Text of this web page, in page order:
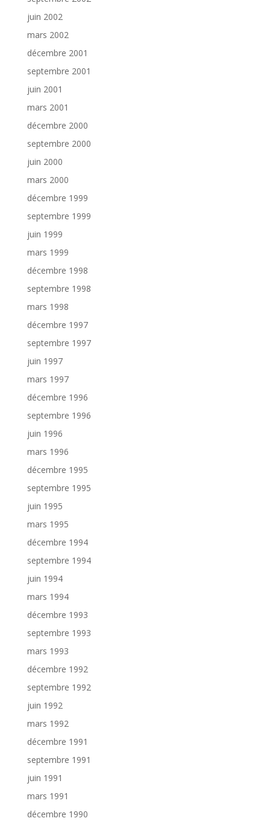
juin 2002
mars 2002
décembre 2001
septembre 2001
juin 2001
mars 2001
décembre 2000
septembre 2000
juin 2000
mars 2000
décembre 1999
septembre 1999
juin 1999
mars 1999
décembre 1998
septembre 1998
mars 1998
décembre 1997
septembre 1997
juin 1997
mars 1997
décembre 1996
septembre 1996
juin 1996
mars 1996
décembre 1995
septembre 1995
juin 1995
mars 1995
décembre 1994
septembre 1994
juin 1994
mars 1994
décembre 1993
septembre 1993
mars 1993
décembre 1992
septembre 1992
juin 1992
mars 1992
décembre 1991
septembre 1991
juin 1991
mars 1991
décembre 1990